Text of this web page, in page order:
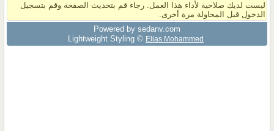
ليست لديك صلاحية لأداء هذا العمل. رجاء قم بتحديث الصفحة وقم بتسجيل
الدخول قبل المحاولة مرة أخرى.
Powered by sedany.com
Lightweight Styling © Elias Mohammed